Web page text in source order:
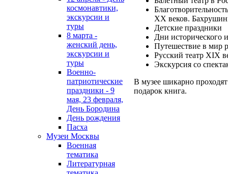
космонавтики,
экскурсии и
туры
8 марта -
женский день,
экскурсии и
туры
Военно-
патриотические
праздники - 9
мая, 23 февраля,
День Бородина
День рождения
Пасха
Музеи Москвы
Военная
тематика
Литературная
XX веков.
Детские праздники
Дни исторического
Путешествие в мир
Русский театр XIX
Экскурсия со
В музее шикарно
подарок книга.